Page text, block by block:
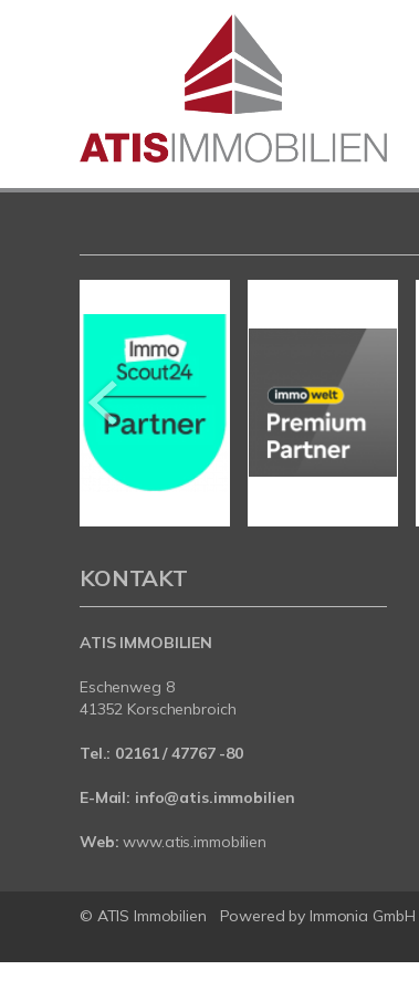
KONTAKT
ATIS IMMOBILIEN
Eschenweg 8
41352 Korschenbroich
Tel.: 02161 / 47767 -80
E-Mail: info@atis.immobilien
Web: www.atis.immobilien
© ATIS Immobilien Powered by Immonia GmbH